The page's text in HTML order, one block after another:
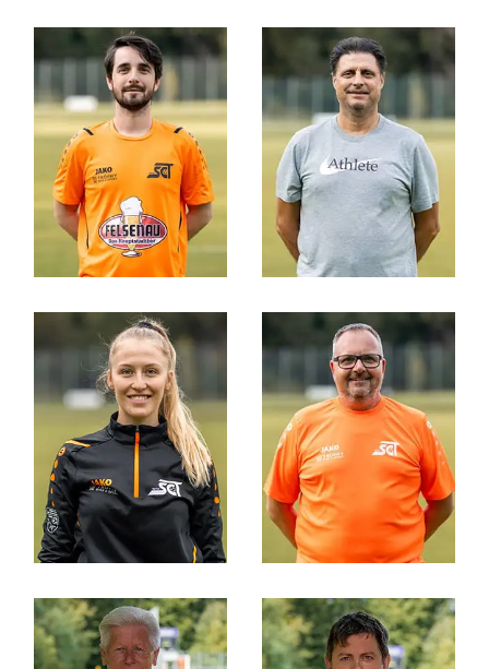
SPORTCHEF
Urs Schafroth
JUNIORENOBMANN
Almir Karalic
Marino Pittino
SPONSORING /
MARKETING
Michael Müller
J+S-COACH
Fabienne Lüthi
SPIELBETRIEB
Hendrik